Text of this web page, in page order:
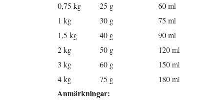
0,75 kg
25 g
60 ml
1 kg
30 g
75 ml
1,5 kg
40 g
90 ml
2 kg
50 g
120 ml
3 kg
60 g
150 ml
4 kg
75 g 180 ml
Anmärkningar: